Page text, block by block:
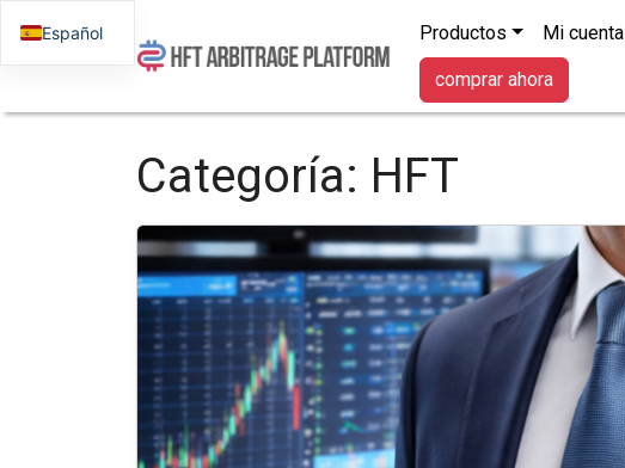
Productos Mi cuenta
comprar ahora
Categoría: HFT
Español